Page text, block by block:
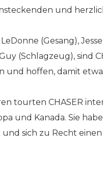
und
(Gesang),
(Schlagzeug), sind
und hoffen, damit
tourten CHASER
und Kanada. Sie
und sich zu Recht